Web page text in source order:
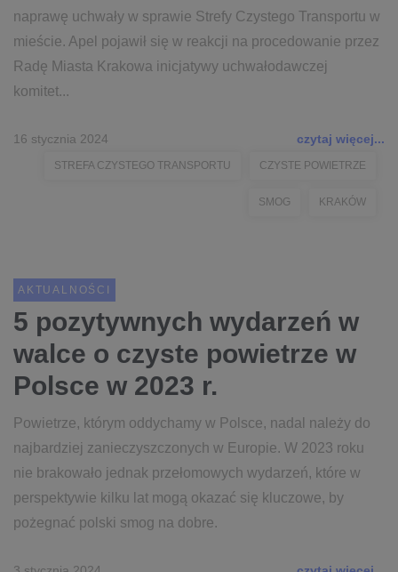
naprawę uchwały w sprawie Strefy Czystego Transportu w
mieście. Apel pojawił się w reakcji na procedowanie przez
Radę Miasta Krakowa inicjatywy uchwałodawczej
komitet...
16 stycznia 2024 czytaj więcej...
STREFA CZYSTEGO TRANSPORTU CZYSTE POWIETRZE
SMOG KRAKÓW
AKTUALNOŚCI
5 pozytywnych wydarzeń w
walce o czyste powietrze w
Polsce w 2023 r.
Powietrze, którym oddychamy w Polsce, nadal należy do
najbardziej zanieczyszczonych w Europie. W 2023 roku
nie brakowało jednak przełomowych wydarzeń, które w
perspektywie kilku lat mogą okazać się kluczowe, by
pożegnać polski smog na dobre.